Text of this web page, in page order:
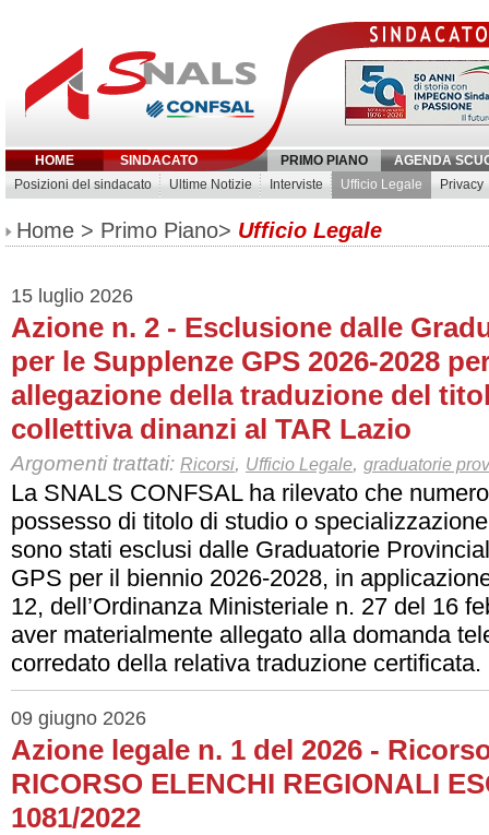
HOME SINDACATO PRIMO PIANO
AGENDA
Posizioni del sindacato
Ultime Notizie Interviste Ufficio Legale Privacy
Inserisci parola chiave:
Home > Primo Piano> Ufficio Legale
15 luglio 2026
Azione n. 2 - Esclusione dalle
per le Supplenze GPS 2026-2028
allegazione della traduzione del
collettiva dinanzi al TAR Lazio
Argomenti trattati: Ricorsi, Ufficio Legale, graduatorie
La SNALS CONFSAL ha rilevato che
possesso di titolo di studio o
sono stati esclusi dalle Graduatorie
GPS per il biennio 2026-2028, in
12, dell’Ordinanza Ministeriale n. 27 del 16
aver materialmente allegato alla domanda
corredato della relativa traduzione certificata.
09 giugno 2026
Azione legale n. 1 del 2026 -
RICORSO ELENCHI REGIONALI
1081/2022